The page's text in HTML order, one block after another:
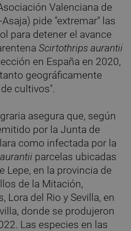
Valenciana de
pide "extremar" las
para detener el avance
Scirtothrips aurantii
en España en 2020,
geográficamente
cultivos".
asegura que, según
por la Junta de
como infectada por la
parcelas ubicadas
Lepe, en la provincia de
de la Mitación,
Lora del Rio y Sevilla, en
donde se produjeron
Las especies en las